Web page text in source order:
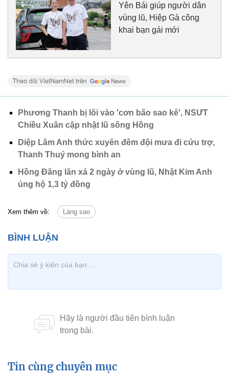
Yên Bái giúp người dân
vùng lũ, Hiệp Gà công
khai bạn gái mới
Phương Thanh bị lôi vào 'cơn bão sao kê', NSƯT
Chiều Xuân cập nhật lũ sông Hồng
Diệp Lâm Anh thức xuyên đêm đội mưa đi cứu trợ,
Thanh Thuý mong bình an
Hồng Đăng lăn xả 2 ngày ở vùng lũ, Nhật Kim Anh
ủng hộ 1,3 tỷ đồng
Xem thêm về: Làng sao
Tin cùng chuyên mục